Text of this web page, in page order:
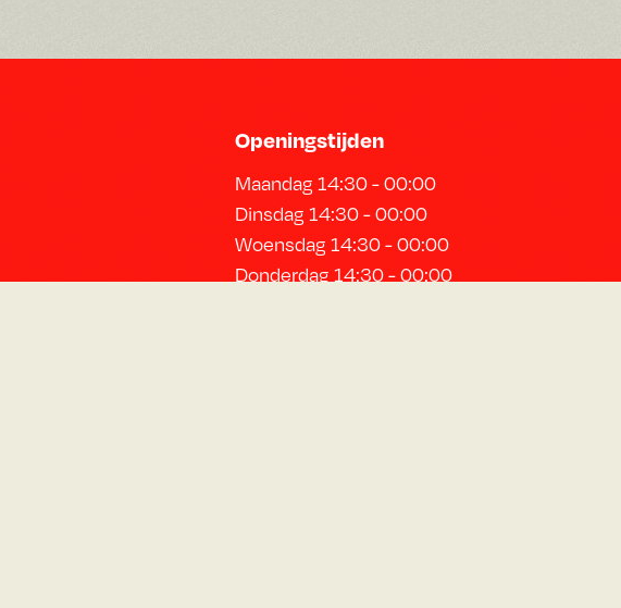
Openingstijden
Maandag 14:30 - 00:00
Dinsdag 14:30 - 00:00
Woensdag 14:30 - 00:00
Donderdag 14:30 - 00:00